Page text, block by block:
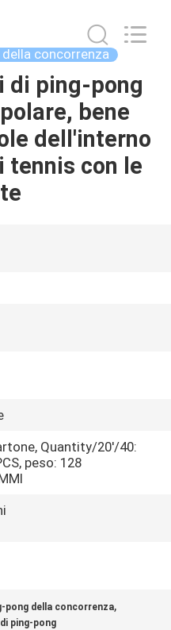
concorrenza
di ping-pong
bene
dell'interno
tennis con le
Quantity/20'/40:
peso: 128
pong della concorrenza,
ping-pong